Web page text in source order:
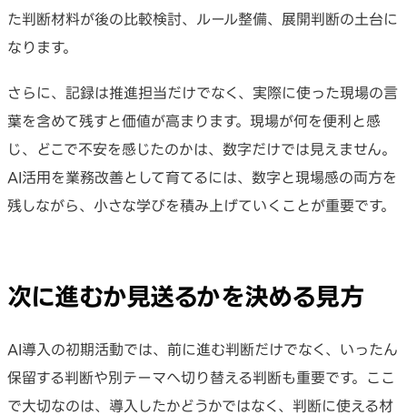
た判断材料が後の比較検討、ルール整備、展開判断の土台に
なります。
さらに、記録は推進担当だけでなく、実際に使った現場の言
葉を含めて残すと価値が高まります。現場が何を便利と感
じ、どこで不安を感じたのかは、数字だけでは見えません。
AI活用を業務改善として育てるには、数字と現場感の両方を
残しながら、小さな学びを積み上げていくことが重要です。
次に進むか見送るかを決める見方
AI導入の初期活動では、前に進む判断だけでなく、いったん
保留する判断や別テーマへ切り替える判断も重要です。ここ
で大切なのは、導入したかどうかではなく、判断に使える材